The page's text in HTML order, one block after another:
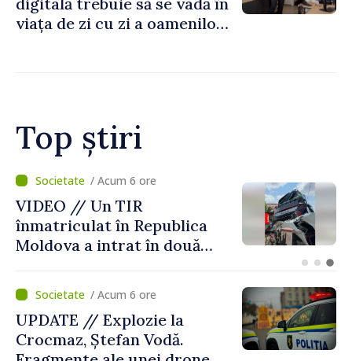
viața de zi cu zi a oamenilor
Top știri
/ Acum 2 ore
Judocanul Vladimir Iacomi a
cucerit bronzul la Cupa
Europei de tineret de la
/ Acum 6 ore
UPDATE // Explozie la
Crocmaz, Ștefan Vodă.